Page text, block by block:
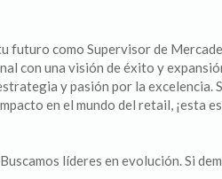
futuro como Supervisor de
con una visión de éxito y
y pasión por la excelencia.
en el mundo del retail, ¡esta
líderes en evolución. Si